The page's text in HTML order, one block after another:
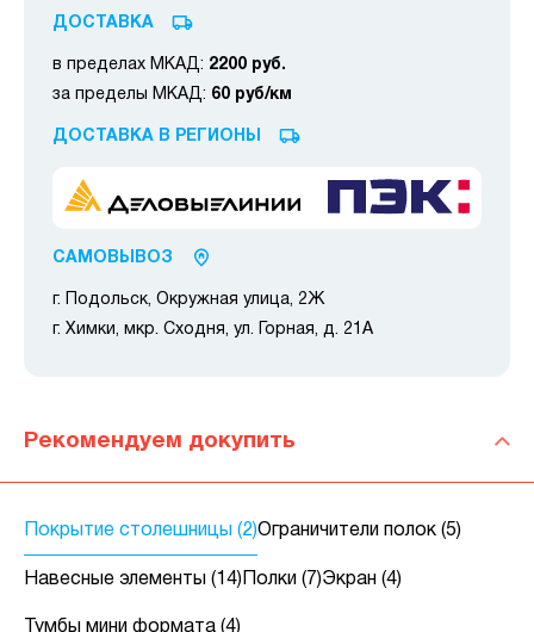
ДОСТАВКА
в пределах МКАД: 2200 руб.
за пределы МКАД: 60 руб/км
ДОСТАВКА В РЕГИОНЫ
САМОВЫВОЗ
г. Подольск, Окружная улица, 2Ж
г. Химки, мкр. Сходня, ул. Горная, д. 21А
Рекомендуем докупить
Покрытие столешницы (2)Ограничители полок (5)
Навесные элементы (14) Полки (7)Экран (4)
Тумбы мини формата (4)